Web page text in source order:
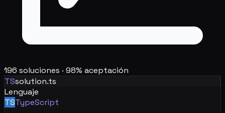
196 soluciones · 98% aceptación
TSsolution.ts
Lenguaje
TSTypeScript